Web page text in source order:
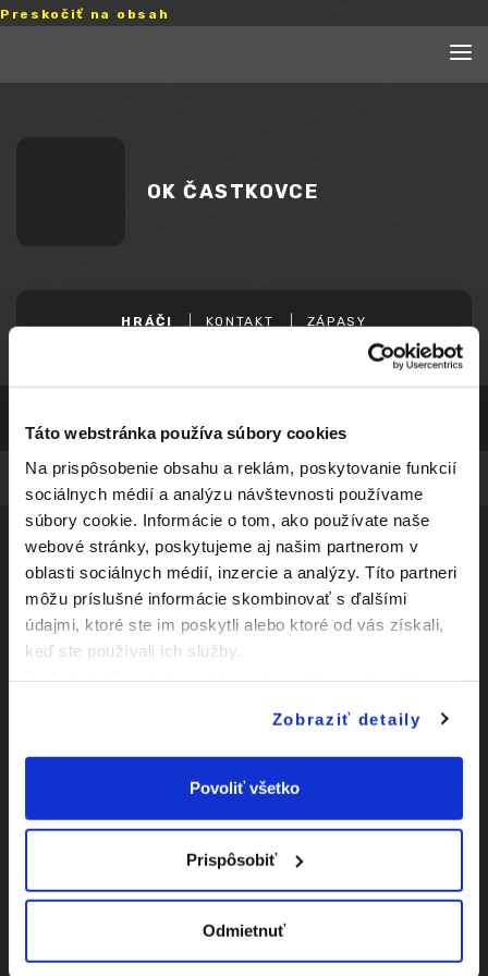
Táto webstránka používa súbory cookies
Na prispôsobenie obsahu a reklám, poskytovanie funkcií
sociálnych médií a analýzu návštevnosti používame
súbory cookie. Informácie o tom, ako používate naše
webové stránky, poskytujeme aj našim partnerom v
oblasti sociálnych médií, inzercie a analýzy. Títo partneri
môžu príslušné informácie skombinovať s ďalšími
údajmi, ktoré ste im poskytli alebo ktoré od vás získali,
keď ste používali ich služby.
Zobraziť detaily
Povoliť všetko
Prispôsobiť
Odmietnuť
Preskočiť na obsah
OK ČASTKOVCE
HRÁČI KONTAKT ZÁPASY
Zápasy
Kluby
Vyhlásenie o
prístupnosti
Nastavenia Cookies |
webu
Social
Facebook
Instagram